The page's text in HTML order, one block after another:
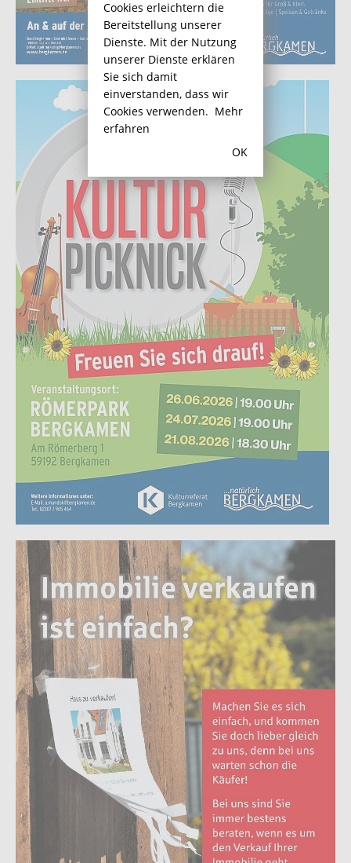
Cookies erleichtern die
Bereitstellung unserer
Dienste. Mit der Nutzung
unserer Dienste erklären
Sie sich damit
einverstanden, dass wir
Cookies verwenden. Mehr
erfahren
OK